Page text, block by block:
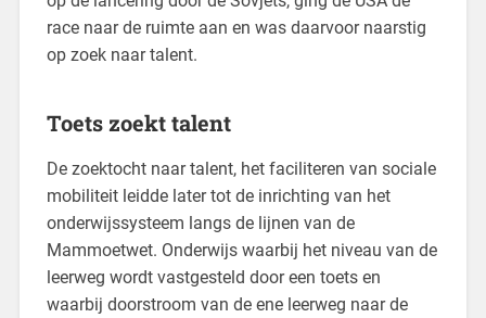
race naar de ruimte aan en was daarvoor naarstig
op zoek naar talent.
Toets zoekt talent
De zoektocht naar talent, het faciliteren van sociale
mobiliteit leidde later tot de inrichting van het
onderwijssysteem langs de lijnen van de
Mammoetwet. Onderwijs waarbij het niveau van de
leerweg wordt vastgesteld door een toets en
waarbij doorstroom van de ene leerweg naar de